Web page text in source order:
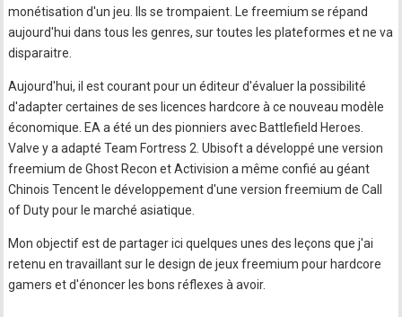
monétisation d'un jeu. Ils se trompaient. Le freemium se répand
aujourd'hui dans tous les genres, sur toutes les plateformes et ne va
disparaitre.
Aujourd'hui, il est courant pour un éditeur d'évaluer la possibilité
d'adapter certaines de ses licences hardcore à ce nouveau modèle
économique. EA a été un des pionniers avec Battlefield Heroes.
Valve y a adapté Team Fortress 2. Ubisoft a développé une version
freemium de Ghost Recon et Activision a même confié au géant
Chinois Tencent le développement d'une version freemium de Call
of Duty pour le marché asiatique.
Mon objectif est de partager ici quelques unes des leçons que j'ai
retenu en travaillant sur le design de jeux freemium pour hardcore
gamers et d'énoncer les bons réflexes à avoir.